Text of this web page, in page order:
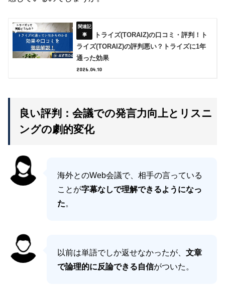
トライズ(TORAIZ)の口コミ・評判！ト
ライズ(TORAIZ)の評判悪い？トライズに1年
通った効果
2026.04.10
良い評判：会議での発言力向上とリスニ
ングの劇的変化
海外とのWeb会議で、相手の言っている
ことが字幕なしで理解できるようになっ
た。
以前は単語でしか返せなかったが、 文章
で論理的に反論できる自信がついた。